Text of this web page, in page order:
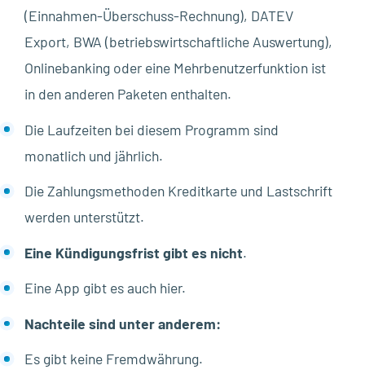
(Einnahmen-Überschuss-Rechnung), DATEV
Export, BWA (betriebswirtschaftliche Auswertung),
Onlinebanking oder eine Mehrbenutzerfunktion ist
in den anderen Paketen enthalten.
Die Laufzeiten bei diesem Programm sind
monatlich und jährlich.
Die Zahlungsmethoden Kreditkarte und Lastschrift
werden unterstützt.
Eine Kündigungsfrist gibt es nicht.
Eine App gibt es auch hier.
Nachteile sind unter anderem:
Es gibt keine Fremdwährung.